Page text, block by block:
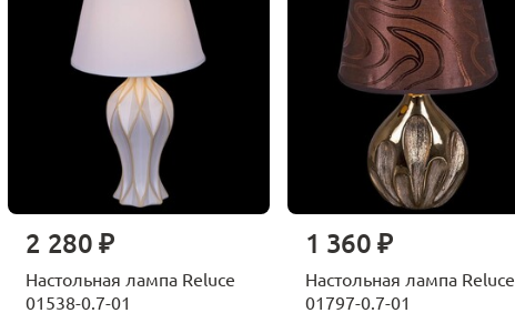
2 280 ₽
Настольная лампа Reluce
01538-0.7-01
1 360 ₽
Настольная лампа Reluce
01797-0.7-01